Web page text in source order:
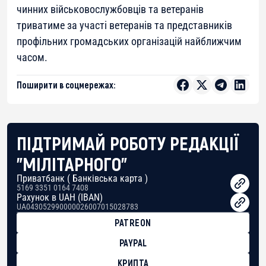
чинних військовослужбовців та ветеранів
триватиме за участі ветеранів та представників
профільних громадських організацій найближчим
часом.
Поширити в соцмережах:
ПІДТРИМАЙ РОБОТУ РЕДАКЦІЇ
"МІЛІТАРНОГО"
Приватбанк ( Банківська карта )
5169 3351 0164 7408
Рахунок в UAH (IBAN)
UA043052990000026007015028783
PATREON
PAYPAL
КРИПТА